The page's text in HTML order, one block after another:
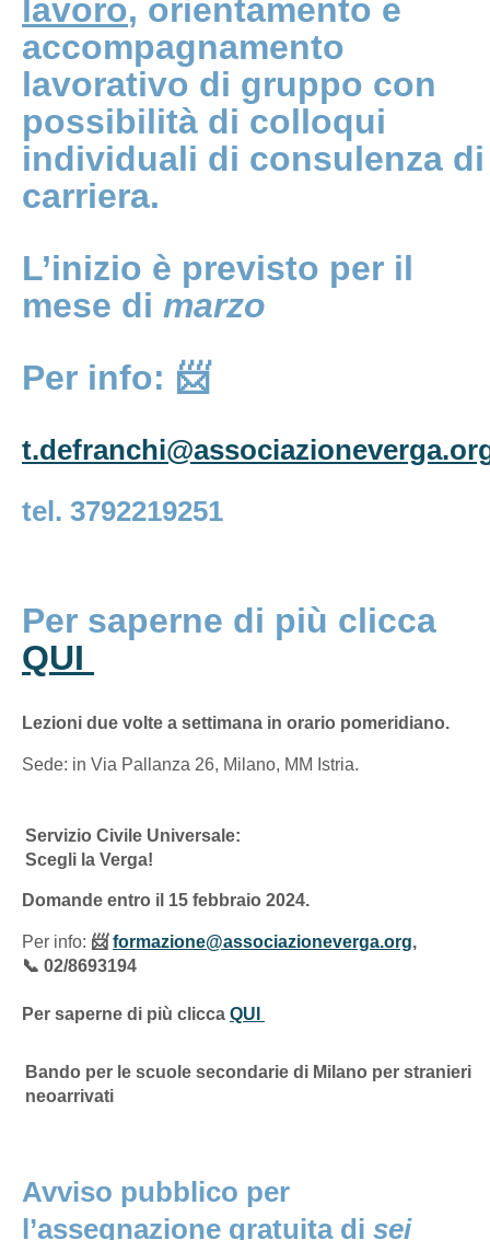
lavoro, orientamento e
accompagnamento
lavorativo di gruppo con
possibilità di colloqui
individuali di consulenza di
carriera.
L’inizio è previsto per il
mese di marzo
Per info: 📨
tel. 3792219251
Per saperne di più clicca
QUI
Lezioni due volte a settimana in orario pomeridiano.
Sede: in Via Pallanza 26, Milano, MM Istria.
Servizio Civile Universale:
Scegli la Verga!
Domande entro il 15 febbraio 2024.
Per info: 📨 formazione@associazioneverga.org,
📞 02/8693194
Per saperne di più clicca QUI
Bando per le scuole secondarie di Milano per stranieri
neoarrivati
Avviso pubblico per
l’assegnazione gratuita di sei